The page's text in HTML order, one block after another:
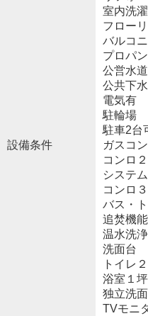
設備条件
室内洗
フロー
バルコ
プロパ
公営水道
公共下水
電気有
駐輪場
駐車2台
ガスコ
コンロ
システ
コンロ
バス・
追焚機
温水洗
洗面台
トイレ
浴室１
独立洗
TVモニ